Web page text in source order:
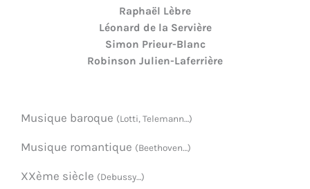
Raphaël Lèbre
Léonard de la Servière
Simon Prieur-Blanc
Robinson Julien-Laferrière
Musique baroque (Lotti, Telemann…)
Musique romantique (Beethoven…)
XXème siècle (Debussy…)